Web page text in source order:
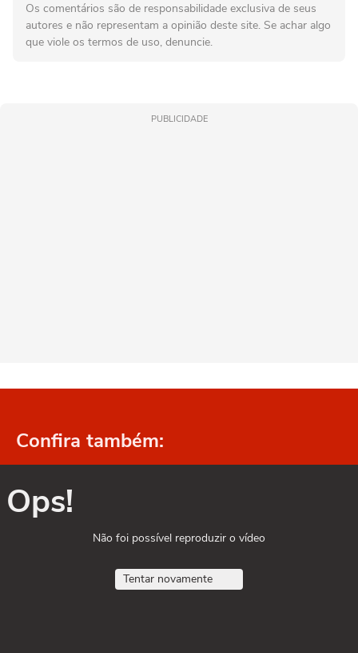
Os comentários são de responsabilidade exclusiva de seus
autores e não representam a opinião deste site. Se achar algo
que viole os termos de uso, denuncie.
PUBLICIDADE
Confira também:
Ops!
Não foi possível reproduzir o vídeo
Tentar novamente